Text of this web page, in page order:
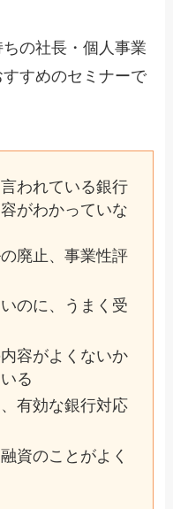
の社長・個人事業
すめのセミナーで
われている銀行
がわかっていな
廃止、事業性評
のに、うまく受
容がよくないか
る
有効な銀行対応
資のことがよく